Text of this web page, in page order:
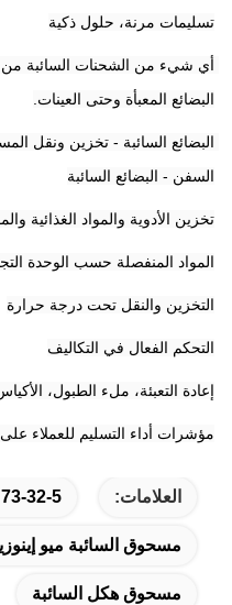
تسليمات مرنة، حلول ذكية
البضائع المعبأة وحتى العينات.
السفن - البضائع السائبة
تخزين الأدوية والمواد الغذائية
المواد المنفصلة حسب الوحدة
التخزين والنقل تحت درجة حرارة
التحكم الفعال في التكاليف
إعادة التعبئة، ملء الطبول، الأكياس
مؤشرات أداء التسليم للعملاء على
العلامات: 73-32-5
مسحوق السائبة ميو
مسحوق هكل السائبة